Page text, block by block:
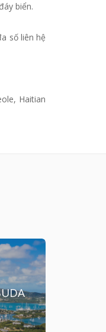
biển.
số liên hệ
Haitian